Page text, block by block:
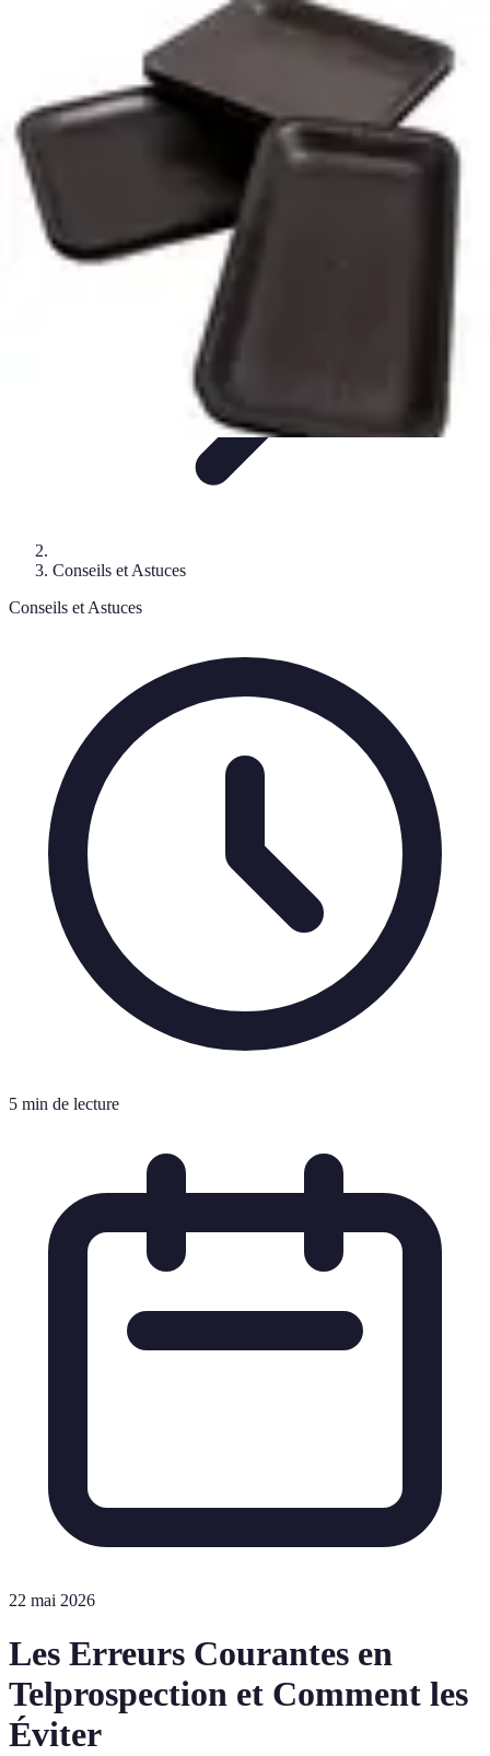
Stratégies de Telprospection
Stratégies et
Formation et Développement
Tel Prospection
Conseils et Astuces
Conseils et Astuces
5 min de lecture
22 mai 2026
Les Erreurs Courantes en
Telprospection et Comment les
Éviter